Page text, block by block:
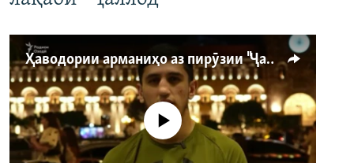
Ҳаводории арманиҳо аз пирӯзии "Ҷаллод"-и тоҷик
Феълан кор намекунад